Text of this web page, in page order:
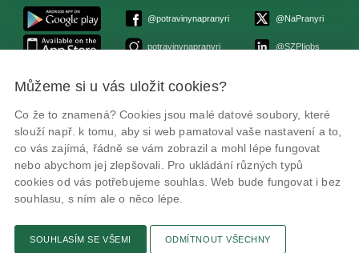
@potravinynapranyri
potravinynapranyri
@NaPranyri
@SZPIjobs
© Státní zemědělská a potravinářská inspekce 2026.
ID datové schránky: avraiqg
IČO: 75014149, DIČ: CZ75014149
Prohlášení o přístupnosti|Zásady ochrany soukromí
Můžeme si u vás uložit cookies?
Co že to znamená? Cookies jsou malé datové soubory, které
slouží např. k tomu, aby si web pamatoval vaše nastavení a to,
co vás zajímá, řádně se vám zobrazil a mohl lépe fungovat
nebo abychom jej zlepšovali. Pro ukládání různých typů
cookies od vás potřebujeme souhlas. Web bude fungovat i bez
souhlasu, s ním ale o něco lépe.
SOUHLASÍM SE VŠEMI ODMÍTNOUT VŠECHNY